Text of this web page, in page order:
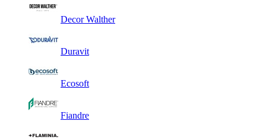
Decor Walther
Duravit
Ecosoft
Fiandre